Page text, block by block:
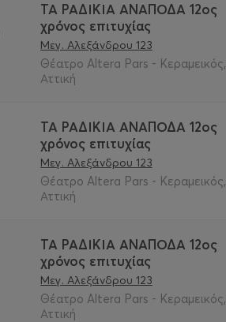
ΤΑ ΡΑΔΙΚΙΑ ΑΝΑΠΟΔΑ 12ος
χρόνος επιτυχίας
Μεγ. Αλεξάνδρου 123
Θέατρο Altera Pars - Κεραμεικός,
Αττική
ΤΑ ΡΑΔΙΚΙΑ ΑΝΑΠΟΔΑ 12ος
χρόνος επιτυχίας
Μεγ. Αλεξάνδρου 123
Θέατρο Altera Pars - Κεραμεικός,
Αττική
ΤΑ ΡΑΔΙΚΙΑ ΑΝΑΠΟΔΑ 12ος
χρόνος επιτυχίας
Μεγ. Αλεξάνδρου 123
Θέατρο Altera Pars - Κεραμεικός,
Αττική